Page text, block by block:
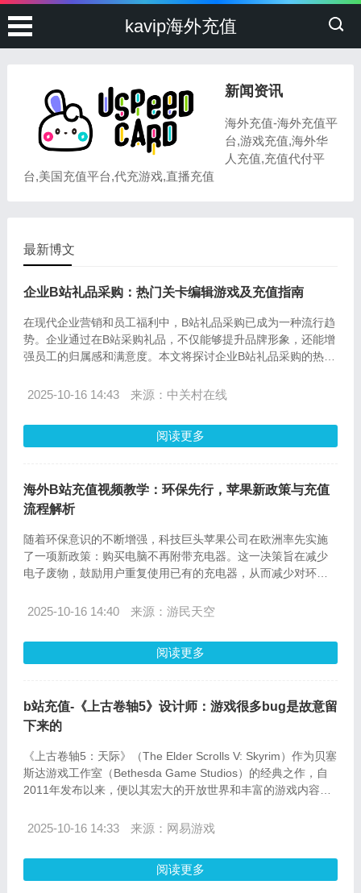
kavip海外充值
新闻资讯
海外充值-海外充值平
台,游戏充值,海外华
人充值,充值代付平
台,美国充值平台,代充游戏,直播充值
最新博文
企业B站礼品采购：热门关卡编辑游戏及充值指南
在现代企业营销和员工福利中，B站礼品采购已成为一种流行趋
势。企业通过在B站采购礼品，不仅能够提升品牌形象，还能增
强员工的归属感和满意度。本文将探讨企业B站礼品采购的热门
够顺利进行礼品采购。
2025-10-16 14:43 来源：中关村在线
阅读更多
海外B站充值视频教学：环保先行，苹果新政策与充值
流程解析
随着环保意识的不断增强，科技巨头苹果公司在欧洲率先实施
了一项新政策：购买电脑不再附带充电器。这一决策旨在减少
电子废物，鼓励用户重复使用已有的充电器，从而减少对环境
哩哔哩）充值成为了一个热门话题。本文将为您提供详细的海
解答，帮助您轻松享受B站带来的丰富内容。
2025-10-16 14:40 来源：游民天空
阅读更多
b站充值-《上古卷轴5》设计师：游戏很多bug是故意留
下来的
《上古卷轴5：天际》（The Elder Scrolls V: Skyrim）作为贝塞
斯达游戏工作室（Bethesda Game Studios）的经典之作，自
2011年发布以来，便以其宏大的开放世界和丰富的游戏内容赢
而闻名。近日，游戏设计师在B站上透露，这些bug中有很多其
2025-10-16 14:33 来源：网易游戏
阅读更多